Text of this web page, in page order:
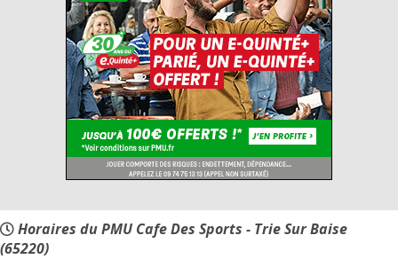
Horaires du PMU Cafe Des Sports - Trie Sur Baise
(65220)